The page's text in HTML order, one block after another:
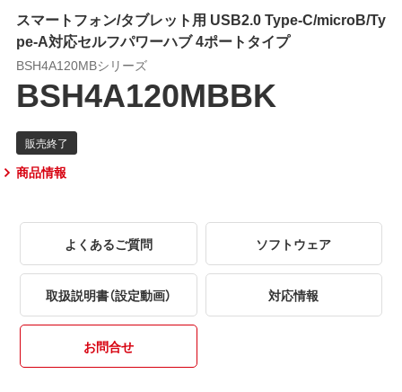
スマートフォン/タブレット用 USB2.0 Type-C/microB/Ty
pe-A対応セルフパワーハブ 4ポートタイプ
BSH4A120MBシリーズ
BSH4A120MBBK
商品情報
よくあるご質問 ソフトウェア
取扱説明書（設定動画） 対応情報
お問合せ